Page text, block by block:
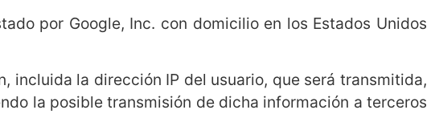
por Google, Inc. con domicilio en los Estados Unidos
incluida la dirección IP del usuario, que será transmitida,
la posible transmisión de dicha información a terceros